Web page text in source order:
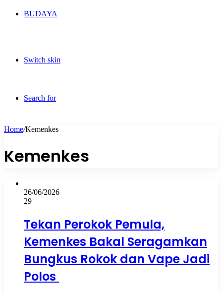
BUDAYA
Switch skin
Search for
Home/Kemenkes
Kemenkes
26/06/2026
29
Tekan Perokok Pemula,
Kemenkes Bakal Seragamkan
Bungkus Rokok dan Vape Jadi
Polos